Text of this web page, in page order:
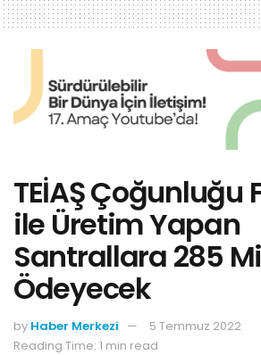
TEİAŞ Çoğunluğu
ile Üretim Yapan
Santrallara 285
Ödeyecek
by Haber Merkezi
5 Temmuz 2022
Reading Time: 1 min read